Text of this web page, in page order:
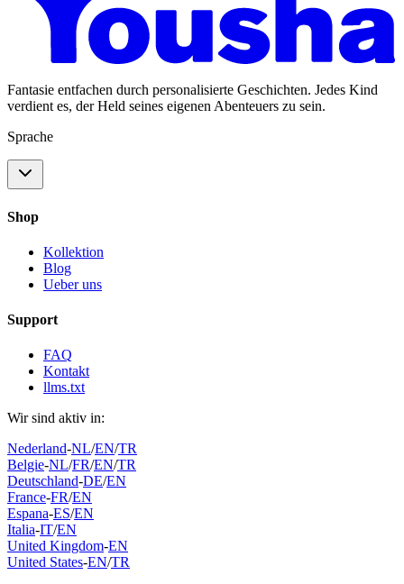
Fantasie entfachen durch personalisierte Geschichten. Jedes Kind
verdient es, der Held seines eigenen Abenteuers zu sein.
Sprache
Shop
Kollektion
Blog
Ueber uns
Support
FAQ
Kontakt
llms.txt
Wir sind aktiv in:
Nederland-NL/EN/TR
Belgie-NL/FR/EN/TR
Deutschland-DE/EN
France-FR/EN
Espana-ES/EN
Italia-IT/EN
United Kingdom-EN
United States-EN/TR